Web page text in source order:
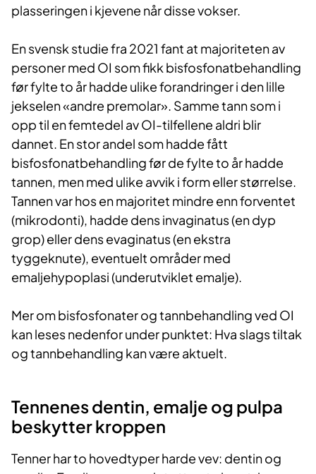
plasseringen i kjevene når disse vokser.
En svensk studie fra 2021 fant at majoriteten av
personer med OI som fikk bisfosfonatbehandling
før fylte to år hadde ulike forandringer i den lille
jekselen «andre premolar». Samme tann som i
opp til en femtedel av OI-tilfellene aldri blir
dannet. En stor andel som hadde fått
bisfosfonatbehandling før de fylte to år hadde
tannen, men med ulike avvik i form eller størrelse.
Tannen var hos en majoritet mindre enn forventet
(mikrodonti), hadde dens invaginatus (en dyp
grop) eller dens evaginatus (en ekstra
tyggeknute), eventuelt områder med
emaljehypoplasi (underutviklet emalje).
Mer om bisfosfonater og tannbehandling ved OI
kan leses nedenfor under punktet: Hva slags tiltak
og tannbehandling kan være aktuelt.
Tennenes dentin, emalje og pulpa
beskytter kroppen
Tenner har to hovedtyper harde vev: dentin og